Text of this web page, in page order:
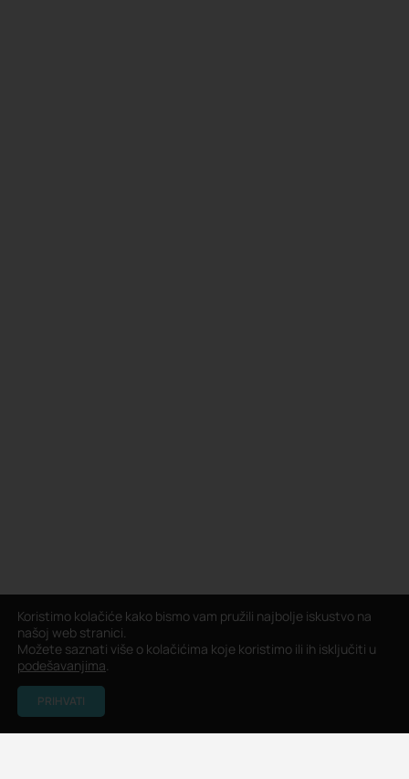
Koristimo kolačiće kako bismo vam pružili najbolje iskustvo na
našoj web stranici.
Možete saznati više o kolačićima koje koristimo ili ih isključiti u
podešavanjima.
PRIHVATI